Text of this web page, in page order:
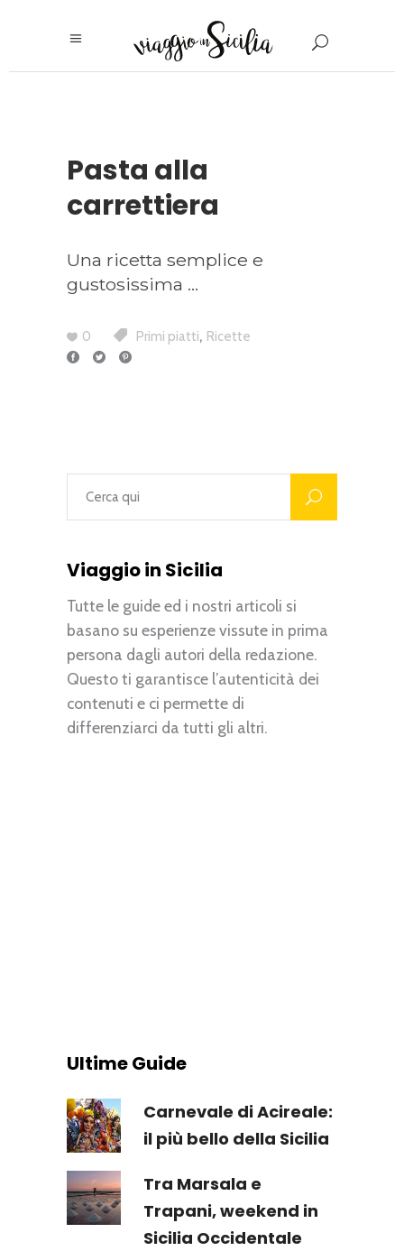
Pasta alla
carrettiera
Una ricetta semplice e
gustosissima
0 Primi piatti, Ricette
Viaggio in Sicilia
Tutte le guide ed i nostri articoli si
basano su esperienze vissute in prima
persona dagli autori della redazione.
Questo ti garantisce l’autenticità dei
contenuti e ci permette di
differenziarci da tutti gli altri.
Ultime Guide
Carnevale di Acireale:
il più bello della Sicilia
Tra Marsala e
Trapani, weekend in
Sicilia Occidentale